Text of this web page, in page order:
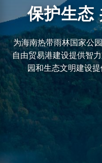
保护生态
为海南热带雨林国家公
自由贸易港建设提供智
园和生态文明建设提